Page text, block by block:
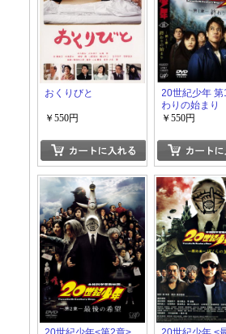
おくりびと
￥550円
20世紀少年
わりの始まり
￥550円